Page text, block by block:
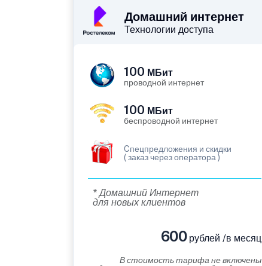
Домашний интернет
Технологии доступа
100 МБит
проводной интернет
100 МБит
беспроводной интернет
Cпецпредложения и скидки
( заказ через оператора )
* Домашний Интернет
для новых клиентов
600рублей /в месяц
В стоимость тарифа не включены